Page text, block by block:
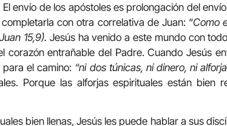
El envío de los apóstoles es prolongación del
con otra correlativa de Juan: “Como
15,9). Jesús ha venido a este mundo con
corazón entrañable del Padre. Cuando Jesús
el camino: “ni dos túnicas, ni dinero, ni
Porque las alforjas espirituales están bien
bien llenas, Jesús les puede hablar a sus